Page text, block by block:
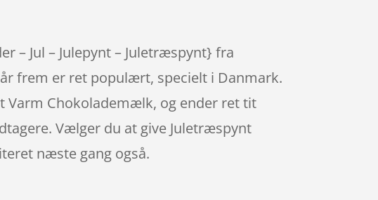
– Jul – Julepynt – Juletræspynt} fra
frem er ret populært, specielt i Danmark.
Varm Chokolademælk, og ender ret tit
Vælger du at give Juletræspynt
næste gang også.